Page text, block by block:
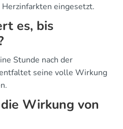
eingesetzt.
es, bis
Stunde nach der
seine volle Wirkung
Wirkung von